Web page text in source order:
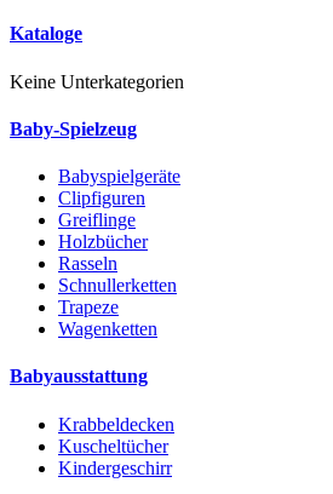
Kataloge
Keine Unterkategorien
Baby-Spielzeug
Babyspielgeräte
Clipfiguren
Greiflinge
Holzbücher
Rasseln
Schnullerketten
Trapeze
Wagenketten
Babyausstattung
Krabbeldecken
Kuscheltücher
Kindergeschirr